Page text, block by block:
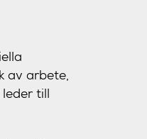
av arbete,
till